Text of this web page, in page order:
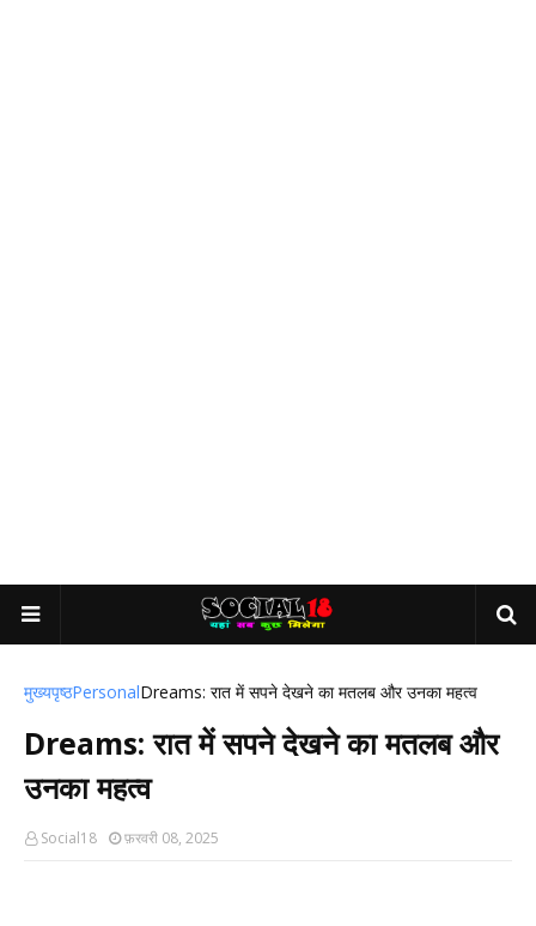
मुख्यपृष्ठPersonalDreams: रात में सपने देखने का मतलब और उनका महत्व
Dreams: रात में सपने देखने का मतलब और
उनका महत्व
Social18 फ़रवरी 08, 2025